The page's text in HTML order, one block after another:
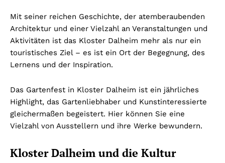
Mit seiner reichen Geschichte, der atemberaubenden
Architektur und einer Vielzahl an Veranstaltungen und
Aktivitäten ist das Kloster Dalheim mehr als nur ein
touristisches Ziel – es ist ein Ort der Begegnung, des
Lernens und der Inspiration.
Das Gartenfest in Kloster Dalheim ist ein jährliches
Highlight, das Gartenliebhaber und Kunstinteressierte
gleichermaßen begeistert. Hier können Sie eine
Vielzahl von Ausstellern und ihre Werke bewundern.
Kloster Dalheim und die Kultur